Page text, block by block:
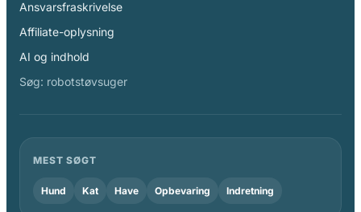
Ansvarsfraskrivelse
Affiliate-oplysning
AI og indhold
Søg: robotstøvsuger
MEST SØGT
Hund Kat Have Opbevaring Indretning